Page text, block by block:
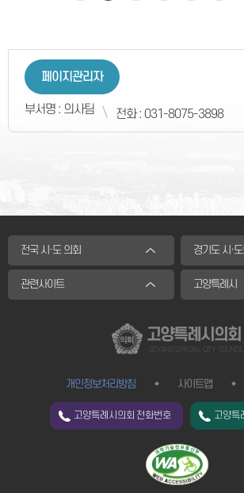
페이지관리자
부서명 : 의사팀 전화 : 031-8075-3898
전국 시·도 의회 경기도 시·
관련사이트 고양특례시
고양특례시의회
GOYANG SPECIAL CITY COUNCIL
개인정보처리방침 사이트맵
고양특례시의회 전화번호 고양특